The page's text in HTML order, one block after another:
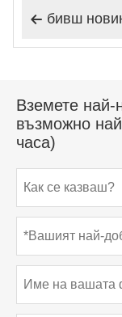
 бивш
Вземете най-
възможно
часа)